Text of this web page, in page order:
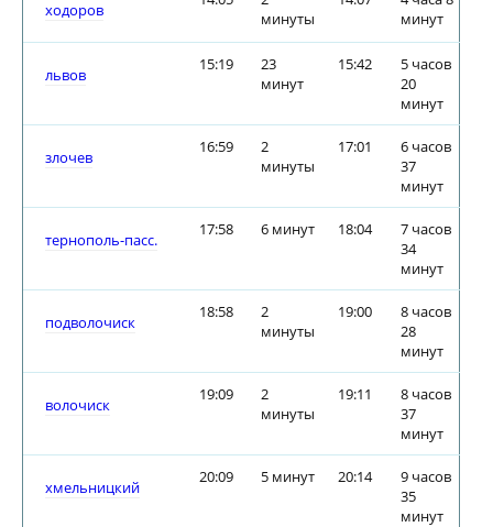
ходоров
минуты
минут
львов
15:19
23
минут
15:42
5 часов
20
минут
злочев
16:59
2
минуты
17:01
6 часов
37
минут
тернополь-пасс.
17:58 6 минут 18:04
7 часов
34
минут
подволочиск
18:58
2
минуты
19:00
8 часов
28
минут
волочиск
19:09
2
минуты
19:11
8 часов
37
минут
хмельницкий
20:09 5 минут 20:14
9 часов
35
минут